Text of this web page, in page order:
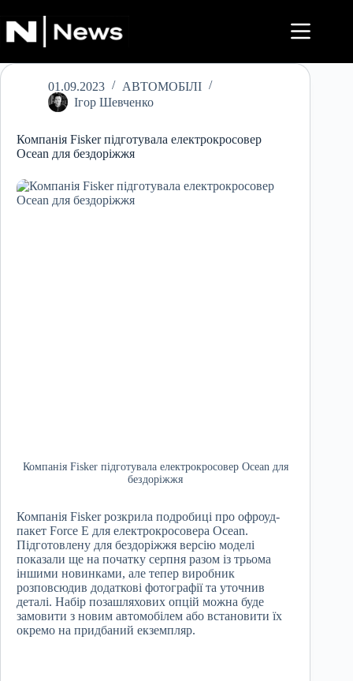
до
вмісту
01.09.2023
АВТОМОБІЛІ
Ігор Шевченко
Компанія Fisker підготувала електрокросовер
Ocean для бездоріжжя
Компанія Fisker підготувала електрокросовер Ocean для
бездоріжжя
Компанія Fisker розкрила подробиці про офроуд-
пакет Force E для електрокросовера Ocean.
Підготовлену для бездоріжжя версію моделі
показали ще на початку серпня разом із трьома
іншими новинками, але тепер виробник
розповсюдив додаткові фотографії та уточнив
деталі. Набір позашляхових опцій можна буде
замовити з новим автомобілем або встановити їх
окремо на придбаний екземпляр.